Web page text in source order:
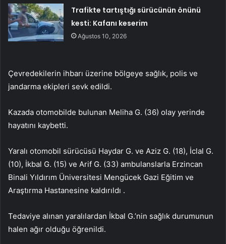
Trafikte tartıştığı sürücünün önünü
kesti: Kafanı keserim
Ağustos 10, 2026
Çevredekilerin ihbarı üzerine bölgeye sağlık, polis ve
jandarma ekipleri sevk edildi.
Kazada otomobilde bulunan Meliha G. (36) olay yerinde
hayatını kaybetti.
Yaralı otomobil sürücüsü Haydar G. ve Aziz G. (18), İclal G.
(10), İkbal G. (15) ve Arif G. (33) ambulanslarla Erzincan
Binali Yıldırım Üniversitesi Mengücek Gazi Eğitim ve
Araştırma Hastanesine kaldırıldı .
Tedaviye alınan yaralılardan İkbal G.’nin sağlık durumunun
halen ağır olduğu öğrenildi.